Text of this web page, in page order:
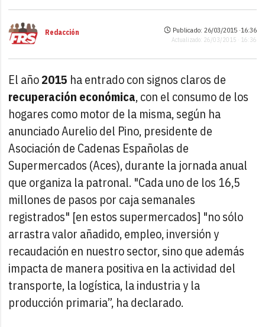
Redacción Publicado: 26/03/2015 ·16:36
Actualizado: 26/03/2015 · 16:36
El año2015 ha entrado con signos claros de
recuperación económica, con el consumo de los
hogares como motor de la misma, según ha
anunciado Aurelio del Pino, presidente de
Asociación de Cadenas Españolas de
Supermercados (Aces), durante la jornada anual
que organiza la patronal. "Cada uno de los 16,5
millones de pasos por caja semanales
registrados" [en estos supermercados] "no sólo
arrastra valor añadido, empleo, inversión y
recaudación en nuestro sector, sino que además
impacta de manera positiva en la actividad del
transporte, la logística, la industria y la
producción primaria”, ha declarado.